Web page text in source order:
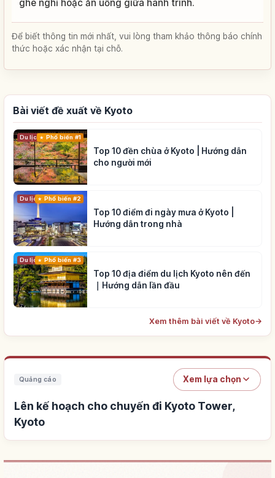
ghé nghỉ hoặc ăn uống giữa hành trình.
Để biết thông tin mới nhất, vui lòng tham khảo thông báo chính
thức hoặc xác nhận tại chỗ.
Bài viết đề xuất về Kyoto
Du lịch Phổ biến #1
Top 10 đền chùa ở Kyoto | Hướng dẫn
cho người mới
Du lịch Phổ biến #2
Top 10 điểm đi ngày mưa ở Kyoto |
Hướng dẫn trong nhà
Du lịch Phổ biến #3
Top 10 địa điểm du lịch Kyoto nên đến
｜Hướng dẫn lần đầu
Xem thêm bài viết về Kyoto→
Quảng cáo Xem lựa chọn
Lên kế hoạch cho chuyến đi Kyoto Tower,
Kyoto